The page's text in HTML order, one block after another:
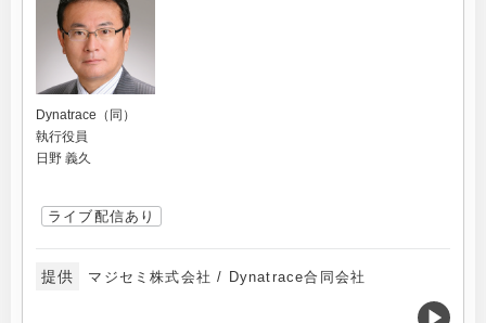
Dynatrace（同）
執行役員
日野 義久
ライブ配信あり
提供 マジセミ株式会社 / Dynatrace合同会社